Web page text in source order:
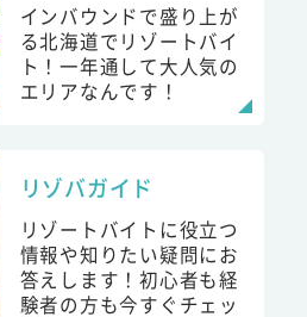
インバウンドで盛り上が
る北海道でリゾートバイ
ト！一年通して大人気の
エリアなんです！
リゾバガイド
リゾートバイトに役立つ
情報や知りたい疑問にお
答えします！初心者も経
験者の方も今すぐチェッ